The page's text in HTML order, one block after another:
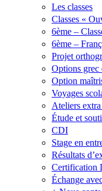
Les classes
Classes «
6ème –
6ème –
Projet
Options grec
Option
Voyages
Ateliers
Étude et
CDI
Stage en
Résultats
Certification
Échange